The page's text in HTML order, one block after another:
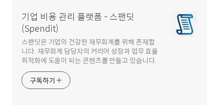
기업 비용 관리 플랫폼 - 스팬딧
(Spendit)
스팬딧은 기업의 건강한 재무회계를 위해 존재합
니다. 재무회계 담당자의 커리어 성장과 업무 효율
최적화에 도움이 되는 콘텐츠를 만들고 있습니다.
구독하기